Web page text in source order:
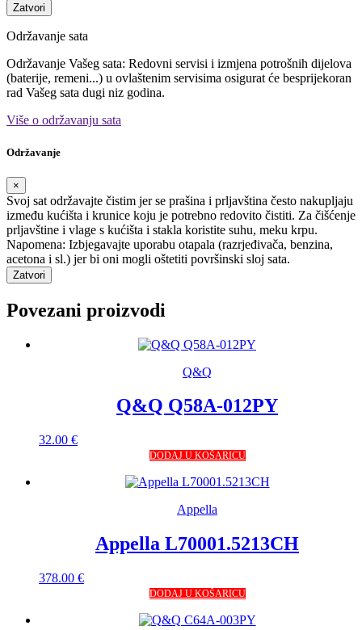
Zatvori
Održavanje sata
Održavanje Vašeg sata: Redovni servisi i izmjena potrošnih dijelova
(baterije, remeni...) u ovlaštenim servisima osigurat će besprijekoran
rad Vašeg sata dugi niz godina.
Više o održavanju sata
Održavanje
×
Svoj sat održavajte čistim jer se prašina i prljavština često nakupljaju
između kućišta i krunice koju je potrebno redovito čistiti. Za čišćenje
prljavštine i vlage s kućišta i stakla koristite suhu, meku krpu.
Napomena: Izbjegavajte uporabu otapala (razrjeđivača, benzina,
acetona i sl.) jer bi oni mogli oštetiti površinski sloj sata.
Zatvori
Povezani proizvodi
Q&Q
Q&Q Q58A-012PY
32.00 €
DODAJ U KOŠARICU
Appella
Appella L70001.5213CH
378.00 €
DODAJ U KOŠARICU